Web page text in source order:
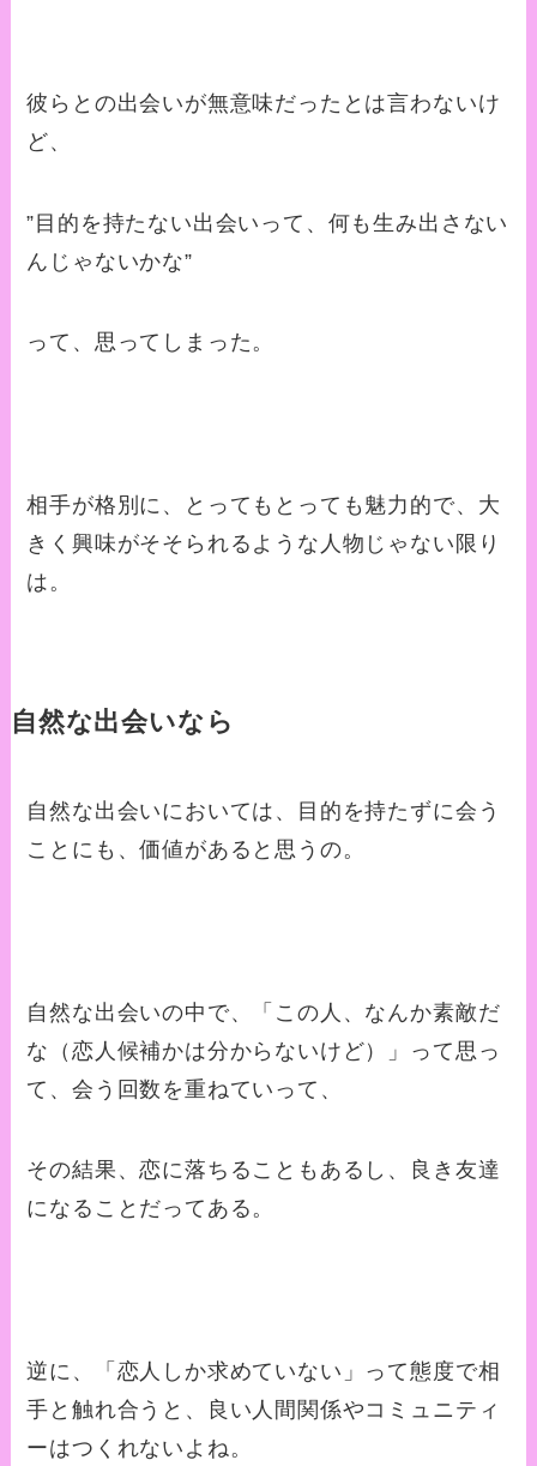
彼らとの出会いが無意味だったとは言わないけ
ど、
”目的を持たない出会いって、何も生み出さない
んじゃないかな”
って、思ってしまった。
相手が格別に、とってもとっても魅力的で、大
きく興味がそそられるような人物じゃない限り
は。
自然な出会いなら
自然な出会いにおいては、目的を持たずに会う
ことにも、価値があると思うの。
自然な出会いの中で、「この人、なんか素敵だ
な（恋人候補かは分からないけど）」って思っ
て、会う回数を重ねていって、
その結果、恋に落ちることもあるし、良き友達
になることだってある。
逆に、「恋人しか求めていない」って態度で相
手と触れ合うと、良い人間関係やコミュニティ
ーはつくれないよね。